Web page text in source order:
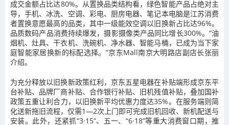
成交金额占比达80%。从置换品类结构看，绿色智能产品占绝对主
导，手机、冰洗、空调、彩电、厨房电器、笔记本电脑是江苏消费
者置换意愿最高的品类，其中一级能效空调以旧换新占比达96%。
品质数码产品消费持续爆发，摄影摄像类产品同比增长300%。“油
烟机、灶具、干衣机、洗碗机、净水器、智能马桶，已成为当下家
庭智能家居换新的标配选择。”京东Mall南京大明路店副店长张丽
介绍。
为充分释放以旧换新政策红利，京东五星电器在补贴端形成京东平
台补贴、品牌厂商补贴、合作银行补贴、旧机残值补贴，叠加国补
政策五重让利合力，以旧换新平均优惠力度达35%。在服务端则简
化送新拖旧流程，仅需1—2次上门即可完成旧机回收、新机配送与
安装。此外，还紧抓“3·15”、五一、 “6·18”等重大消费窗口期，推